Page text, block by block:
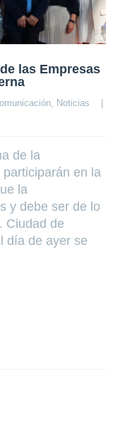
las Empresas
Noticias
|
de la
en la
la
y debe ser de lo
Ciudad de
día de ayer se